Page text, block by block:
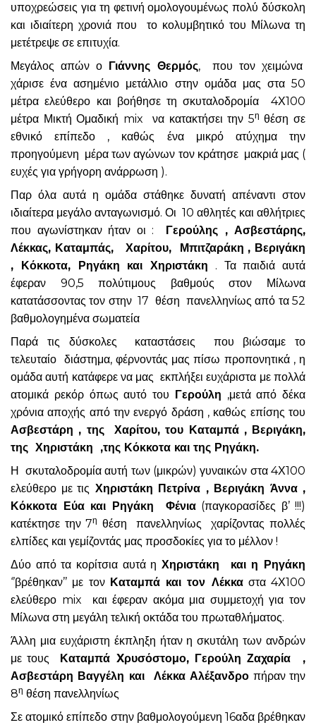
υποχρεώσεις για τη φετινή ομολογουμένως πολύ δύσκολη
και ιδιαίτερη χρονιά που το κολυμβητικό του Μίλωνα τη
μετέτρεψε σε επιτυχία.
Μεγάλος απών ο
Γιάννης Θερμός, που τον χειμώνα
χάρισε ένα ασημένιο μετάλλιο στην ομάδα μας στα 50
μέτρα ελεύθερο και βοήθησε τη σκυταλοδρομία 4Χ100
μέτρα Μικτή Ομαδική mix να κατακτήσει την 5η θέση σε
εθνικό επίπεδο , καθώς ένα μικρό ατύχημα την
προηγούμενη μέρα των αγώνων τον κράτησε μακριά μας (
ευχές για γρήγορη ανάρρωση ).
Παρ όλα αυτά η ομάδα στάθηκε δυνατή απέναντι στον
ιδιαίτερα μεγάλο ανταγωνισμό. Οι 10 αθλητές και αθλήτριες
που αγωνίστηκαν ήταν οι :
Γερούλης , Ασβεστάρης,
Λέκκας, Καταμπάς, Χαρίτου, Μπιτζαράκη , Βεριγάκη
, Κόκκοτα, Ρηγάκη και Χηριστάκη . Τα παιδιά αυτά
έφεραν 90,5 πολύτιμους βαθμούς στον Μίλωνα
κατατάσσοντας τον στην 17 θέση πανελληνίως από τα 52
βαθμολογημένα σωματεία
Παρά τις δύσκολες καταστάσεις που βιώσαμε το
τελευταίο διάστημα, φέρνοντάς μας πίσω προπονητικά , η
ομάδα αυτή κατάφερε να μας εκπλήξει ευχάριστα με πολλά
ατομικά ρεκόρ όπως αυτό του
Γερούλη ,μετά από δέκα
χρόνια αποχής από την ενεργό δράση , καθώς επίσης του
Ασβεστάρη , της Χαρίτου, του Καταμπά , Βεριγάκη,
της Χηριστάκη ,της Κόκκοτα και της Ρηγάκη.
Η σκυταλοδρομία αυτή των (μικρών) γυναικών στα 4Χ100
ελεύθερο με τις Χηριστάκη Πετρίνα , Βεριγάκη Άννα ,
Κόκκοτα Εύα και Ρηγάκη Φένια(παγκορασίδες β’ !!!)
κατέκτησε την 7η θέση πανελληνίως χαρίζοντας πολλές
ελπίδες και γεμίζοντάς μας προσδοκίες για το μέλλον !
Δύο από τα κορίτσια αυτά ηΧηριστάκη και η Ρηγάκη
‘’βρέθηκαν’’ με τον Καταμπά και τον Λέκκαστα 4Χ100
ελεύθερο mix και έφεραν ακόμα μια συμμετοχή για τον
Μίλωνα στη μεγάλη τελική οκτάδα του πρωταθλήματος.
Άλλη μια ευχάριστη έκπληξη ήταν η σκυτάλη των ανδρών
με τους
Καταμπά Xρυσόστομο, Γερούλη Ζαχαρία ,
Ασβεστάρη Βαγγέλη και Λέκκα Αλέξανδρο πήραν την
8η θέση πανελληνίως
Σε ατομικό επίπεδο στην βαθμολογούμενη 16αδα βρέθηκαν